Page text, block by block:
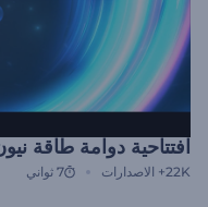
افتتاحية دوامة طاقة
22K+ الاصدارات 7 ثواني